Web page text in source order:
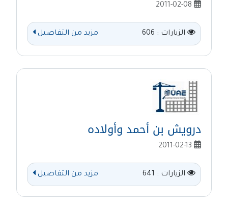
الزيارات : 606 مزيد من التفاصيل
درويش بن أحمد وأولاده
الزيارات : 641 مزيد من التفاصيل